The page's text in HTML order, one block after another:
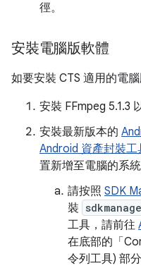
徑。
安裝電腦版軟體
如要安裝 CTS 適用的電
安裝 FFmpeg 5.1.3
安裝最新版本的
Android 資產封裝工
置新增至電腦的系統
請按照 SDK
裝
工具，請前往
在底部的「
令列工具) 部